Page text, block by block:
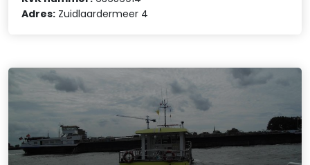
Adres: Zuidlaardermeer 4